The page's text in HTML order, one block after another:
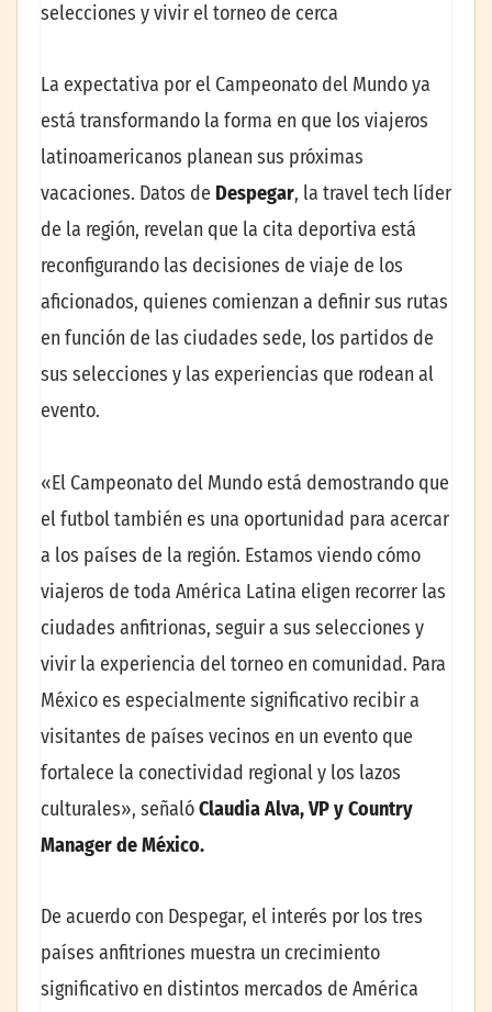
selecciones y vivir el torneo de cerca
La expectativa por el Campeonato del Mundo ya
está transformando la forma en que los viajeros
latinoamericanos planean sus próximas
vacaciones. Datos de Despegar, la travel tech líder
de la región, revelan que la cita deportiva está
reconfigurando las decisiones de viaje de los
aficionados, quienes comienzan a definir sus rutas
en función de las ciudades sede, los partidos de
sus selecciones y las experiencias que rodean al
evento.
«El Campeonato del Mundo está demostrando que
el futbol también es una oportunidad para acercar
a los países de la región. Estamos viendo cómo
viajeros de toda América Latina eligen recorrer las
ciudades anfitrionas, seguir a sus selecciones y
vivir la experiencia del torneo en comunidad. Para
México es especialmente significativo recibir a
visitantes de países vecinos en un evento que
fortalece la conectividad regional y los lazos
culturales», señalóClaudia Alva, VP y Country
Manager de México.
De acuerdo con Despegar, el interés por los tres
países anfitriones muestra un crecimiento
significativo en distintos mercados de América